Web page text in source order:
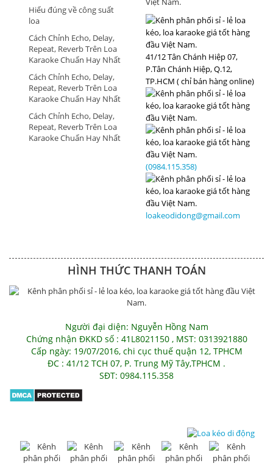
Hiểu đúng về công suất
loa
Cách Chỉnh Echo, Delay,
Repeat, Reverb Trên Loa
Karaoke Chuẩn Hay Nhất
Cách Chỉnh Echo, Delay,
Repeat, Reverb Trên Loa
Karaoke Chuẩn Hay Nhất
Cách Chỉnh Echo, Delay,
Repeat, Reverb Trên Loa
Karaoke Chuẩn Hay Nhất
41/12 Tân Chánh Hiệp 07,
P.Tân Chánh Hiệp, Q.12,
TP.HCM ( chỉ bán hàng online)
(0984.115.358)
loakeodidong@gmail.com
HÌNH THỨC THANH TOÁN
Người đại diện: Nguyễn Hồng Nam
Chứng nhận ĐKKD số : 41L8021150 , MST: 0313921880
Cấp ngày: 19/07/2016, chi cục thuế quận 12, TPHCM
ĐC : 41/12 TCH 07, P. Trung Mỹ Tây,TPHCM .
SĐT: 0984.115.358